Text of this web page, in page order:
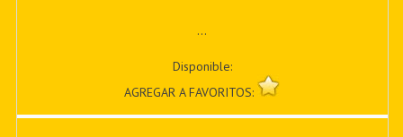
...
Disponible:
AGREGAR A FAVORITOS: